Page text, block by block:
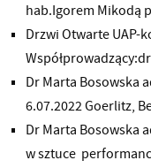
hab.Igorem Mikodą
Drzwi Otwarte UAP-
Dr Marta Bosowska
6.07.2022 Goerlitz,
Dr Marta Bosowska
w sztuce